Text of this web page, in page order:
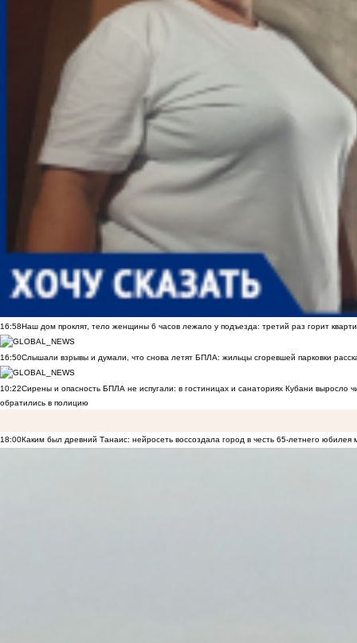
16:58Наш дом проклят, тело женщины 6 часов лежало у подъезда: третий раз горит
16:50Слышали взрывы и думали, что снова летят БПЛА: жильцы сгоревшей парковки
10:22Сирены и опасность БПЛА не испугали: в гостиницах и санаториях Кубани выросло
обратились в полицию
18:00Каким был древний Танаис: нейросеть воссоздала город в честь 65-летнего юбилея